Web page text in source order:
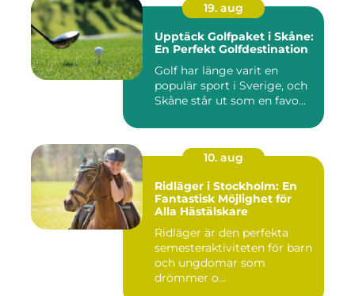
19. aug
Upptäck Golfpaket i Skåne:
En Perfekt Golfdestination
Golf har länge varit en
populär sport i Sverige, och
Skåne står ut som en favo...
10. aug
Ridläger i Stockholm: En
Fantastisk Möjlighet för
Alla Hästälskare
Ridläger är den perfekta
semesteraktiviteten för barn
och ungdomar som
drömmer o...